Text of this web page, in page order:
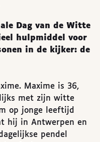
Dag van de Witte
hulpmiddel voor
in de kijker: de
Maxime is 36,
met zijn witte
op jonge leeftijd
hij in Antwerpen en
pendel